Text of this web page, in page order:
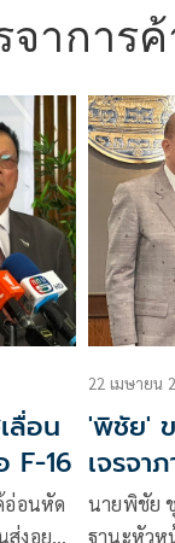
จาการค้
ลื่อน
F-16
อ่อนหัด
งอุยกูร์
22 เมษายน
'พิชัย'
เจรจา
นายพิชัย
ฐานะหัวห